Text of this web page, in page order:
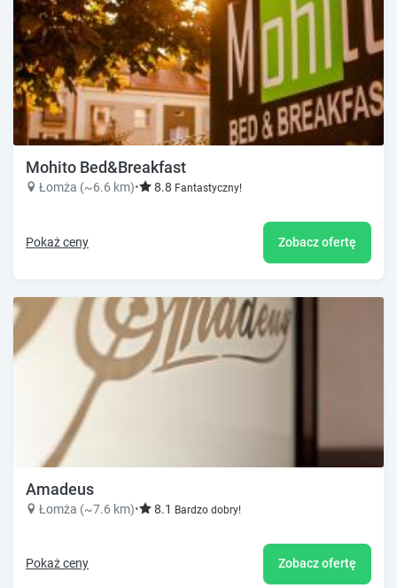
Mohito Bed&Breakfast
Łomża (~6.6 km)• 8.8 Fantastyczny!
Pokaż ceny Zobacz ofertę
Amadeus
Łomża (~7.6 km)• 8.1 Bardzo dobry!
Pokaż ceny Zobacz ofertę